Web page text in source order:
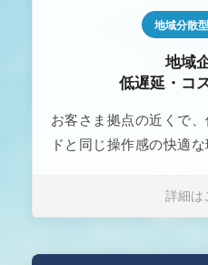
地域分散
地域
低遅延・コ
お客さま拠点の近くで
ドと同じ操作感の快適な
詳細は